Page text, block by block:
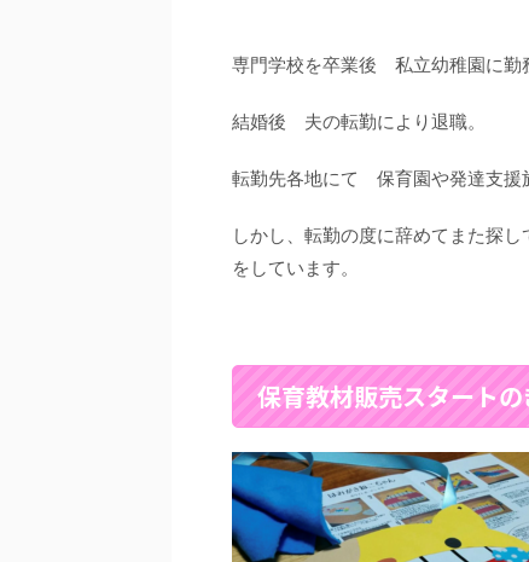
専門学校を卒業後 私立幼稚園に勤
結婚後 夫の転勤により退職。
転勤先各地にて 保育園や発達支援
しかし、転勤の度に辞めてまた探
をしています。
保育教材販売スタートの